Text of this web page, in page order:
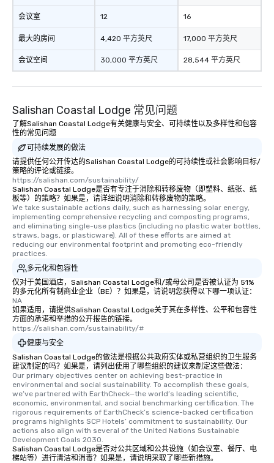
会议室
最大的房间
会议空间
12
4,420 平方英尺
30,000 平方英尺
16
17,000 平方英尺
28,544 平方英尺
Salishan Coastal Lodge 常见问题
了解Salishan Coastal Lodge有关健康与安全、可持续性以及多样性和包容
性的常见问题
可持续发展的做法
请提供任何公开传达的Salishan Coastal Lodge的可持续性或社会影响目标/
策略的评论或链接。
https://salishan.com/sustainability/
Salishan Coastal Lodge是否有专注于消除和转移废物（即塑料、纸张、纸
板等）的策略？如果是，请详细说明消除和转移废物的策略。
We take sustainable actions daily, such as harnessing solar energy,
implementing comprehensive recycling and composting programs,
and eliminating single-use plastics (including no plastic water bottles,
straws, bags, or plasticware). All of these efforts are aimed at
reducing our environmental footprint and promoting eco-friendly
practices.
多元化和包容性
仅对于美国酒店，Salishan Coastal Lodge和/或母公司是否被认证为 51%
的多元化所有制商业企业（BE）？如果是，请说明您获得以下哪一项认证：
NA
如果适用，请提供Salishan Coastal Lodge关于其在多样性、公平和包容性
方面的承诺和举措的公开报告的链接。
https://salishan.com/sustainability/#
健康与安全
Salishan Coastal Lodge的做法是根据公共政府实体或私营组织的卫生服务
建议制定的吗？如果是，请列出使用了哪些组织的建议来制定这些做法：
Our primary objectives center on achieving best-practice in
environmental and social sustainability. To accomplish these goals,
we’ve partnered with EarthCheck—the world’s leading scientific,
economic, environmental, and social benchmarking certification. The
rigorous requirements of EarthCheck’s science-backed certification
programs highlights SCP Hotels’ commitment to sustainability. Our
actions also align with several of the United Nations Sustainable
Development Goals 2030.
Salishan Coastal Lodge是否对公共区域和公共设施（如会议室、餐厅、电
梯站等）进行清洁和消毒？如果是，请说明采取了哪些新措施。